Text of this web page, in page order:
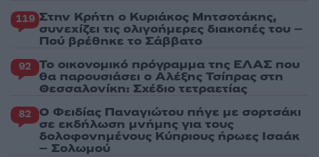
119 Στην Κρήτη ο Κυριάκος Μητσοτάκης,
συνεχίζει τις ολιγοήμερες διακοπές του –
Πού βρέθηκε το Σάββατο
92 Το οικονομικό πρόγραμμα της ΕΛΑΣ που
θα παρουσιάσει ο Αλέξης Τσίπρας στη
Θεσσαλονίκη: Σχέδιο τετραετίας
82 Ο Φειδίας Παναγιώτου πήγε με σορτσάκι
σε εκδήλωση μνήμης για τους
δολοφονημένους Κύπριους ήρωες Ισαάκ
– Σολωμού